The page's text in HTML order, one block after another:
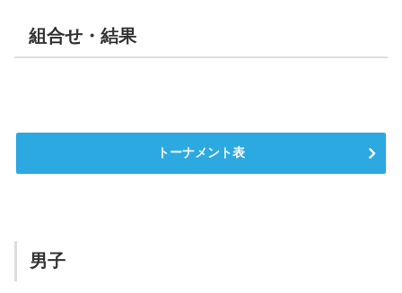
組合せ・結果
トーナメント表
男子